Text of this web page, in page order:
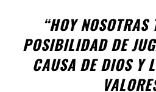
“HOY NOSOTRAS
POSIBILIDAD DE
CAUSA DE DIOS Y